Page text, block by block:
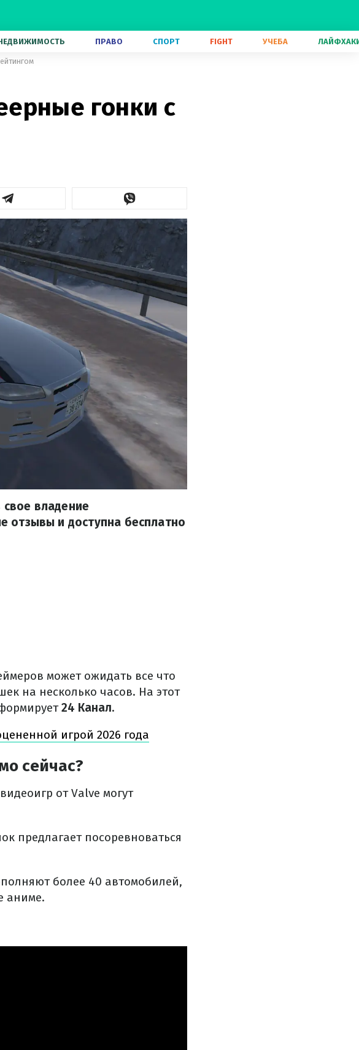
ПРАВО СПОРТ FIGHT УЧЕБА
гонки с
владение
отзывы и доступна бесплатно
может ожидать все что
на несколько часов. На этот
24 Канал.
игрой 2026 года
сейчас?
от Valve могут
предлагает посоревноваться
более 40 автомобилей,
аниме.